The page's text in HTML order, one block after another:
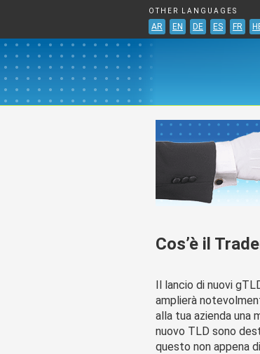
OTHER LANGUAGES
AR EN DE ES FR
Cos’è il
Il lancio di nuovi
amplierà
alla tua azienda una
nuovo TLD sono
questo non appena